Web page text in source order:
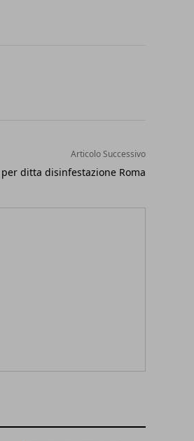
Articolo Successivo
per ditta disinfestazione Roma